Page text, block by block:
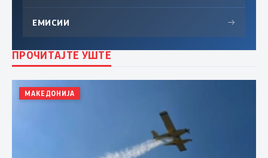
ЕМИСИИ →
ПРОЧИТАЈТЕ УШТЕ
МАКЕДОНИЈА